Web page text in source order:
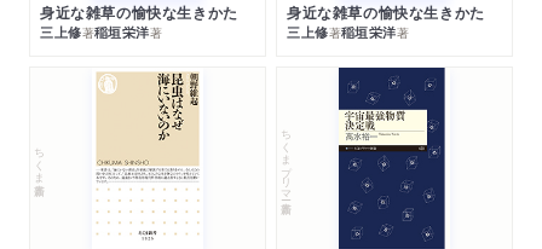
身近な雑草の愉快な生きかた
三上修著稲垣栄洋著
身近な雑草の愉快な生きかた
三上修著稲垣栄洋著
ちくま新書 ちくまプリマー新書